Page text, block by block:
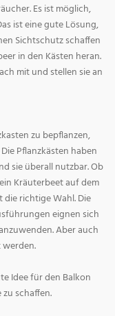
Es ist möglich,
ist eine gute Lösung,
Sichtschutz schaffen
in den Kästen heran.
mit und stellen sie an
zu bepflanzen,
Pflanzkästen haben
sie überall nutzbar. Ob
Kräuterbeet auf dem
richtige Wahl. Die
eignen sich
Aber auch
Idee für den Balkon
schaffen.